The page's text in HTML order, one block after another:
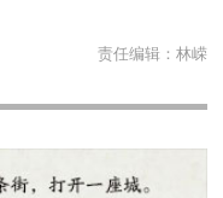
责任编辑： 林嵘